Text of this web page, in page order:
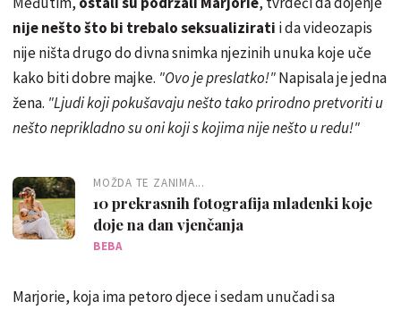
nije nešto što bi trebalo seksualizirati i da videozapis
nije ništa drugo do divna snimka njezinih unuka koje uče
kako biti dobre majke. "Ovo je preslatko!"Napisala je jedna
žena. "Ljudi koji pokušavaju nešto tako prirodno pretvoriti u
nešto neprikladno su oni koji s kojima nije nešto u redu!"
MOŽDA TE ZANIMA...
10 prekrasnih fotografija mladenki koje
doje na dan vjenčanja
BEBA
Marjorie, koja ima petoro djece i sedam unučadi sa